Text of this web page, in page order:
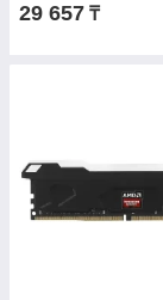
29 657 ₸